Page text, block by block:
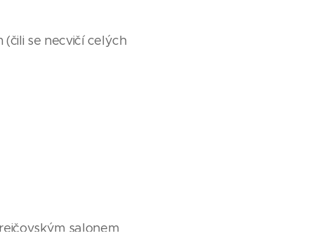
se necvičí celých
salonem